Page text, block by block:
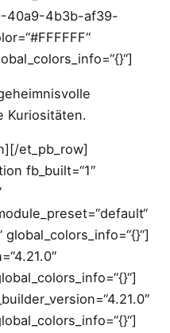
40a9-4b3b-af39-
Kuriositäten.
et_pb_row]
fb_built=“1″
global_colors_info=“{}“]